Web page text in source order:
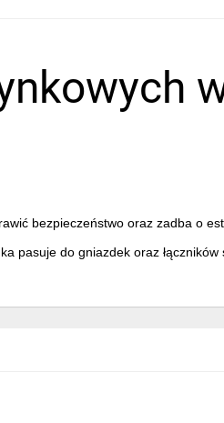
bezpieczeństwo oraz zadba o
pasuje do gniazdek oraz